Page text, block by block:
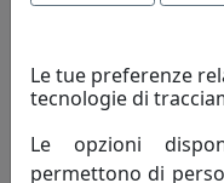
Le tue preferenze
tecnologie di
Le opzioni
permettono di